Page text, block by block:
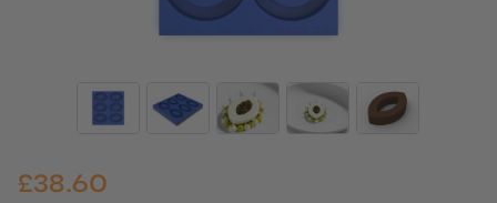
£38.60